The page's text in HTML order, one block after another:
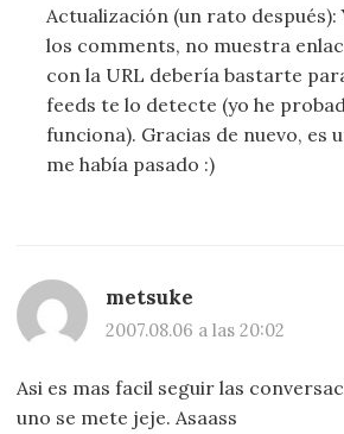
Actualización (un rato después):
los comments, no muestra
con la URL debería bastarte
feeds te lo detecte (yo he
funciona). Gracias de nuevo, es
me había pasado :)
metsuke
2007.08.06 a las 20:02
Asi es mas facil seguir las
uno se mete jeje. Asaass